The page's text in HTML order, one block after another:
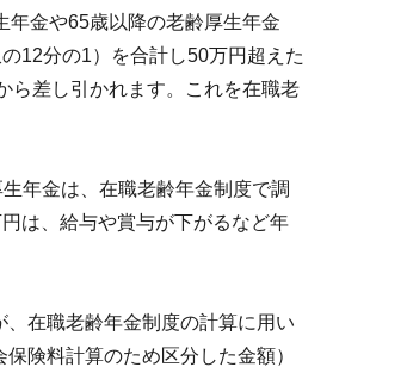
年金や65歳以降の老齢厚生年金
12分の1）を合計し50万円超えた
ら差し引かれます。これを在職老
年金は、在職老齢年金制度で調
は、給与や賞与が下がるなど年
在職老齢年金制度の計算に用い
険料計算のため区分した金額）